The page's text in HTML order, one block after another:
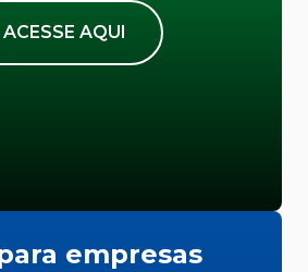
ACESSE AQUI
empresas